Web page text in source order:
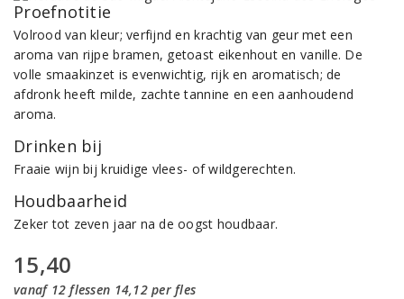
Proefnotitie
Volrood van kleur; verfijnd en krachtig van geur met een
aroma van rijpe bramen, getoast eikenhout en vanille. De
volle smaakinzet is evenwichtig, rijk en aromatisch; de
afdronk heeft milde, zachte tannine en een aanhoudend
aroma.
Drinken bij
Fraaie wijn bij kruidige vlees- of wildgerechten.
Houdbaarheid
Zeker tot zeven jaar na de oogst houdbaar.
15,40
vanaf 12 flessen 14,12 per fles